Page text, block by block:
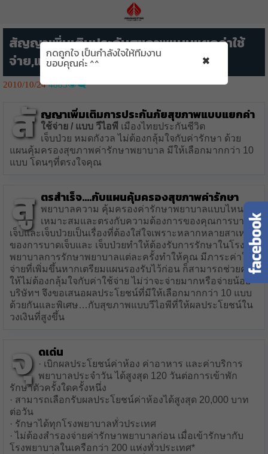
สัญญาเพิ่มเติมประกันสุขภาพแบบแยกค่าใช้
จ่าย,แบบVIP เมืองไทยประกันชีวิต
2010/10/244885👁️‍🗨️
สั ญญาเพิ่มเติมการประกันภัยสุขภาพแบบแยกค่า
ใช้จ่าย / แบบ วีไอพี เมืองไทยประกันชีวิต
เจ็บป่วย หมดกังวล ไม่ต้องกลุ้มใจกับค่ารักษา ด้วย
แผนคุ้มครองสุขภาพค่ารักษาพยาบาล มีให้เลือกมากกว่า 10
แบบ โดนๆที่ตรงใจคุณ
สู ตรสำเร็จ….กับแผนคุ้มครองสุขภาพค่ารักษา
พยาบาลความ คุ้มครองค่ารักษาพยาบาลแบบไหนที่
เหมาะสมและตรงกับความต้องการของคุณการบาด
เจ็บและเจ็บป่วยเป็นเรื่องที่ต้องใส่ใจเพราะหลากหลายสาเหตุ
ของการบาดเจ็บและ เจ็บป่วยทำให้ต้องรับการรักษาในโรง
พยาบาลการรักษาพยาบาลแต่ละครั้งทำให้คุณ มีภาระค่าใช้
จ่ายที่เพิ่มขึ้นหากเตรียมแผนรองรับไว้ก่อน ก็สามารถช่วยคุณ
ให้ไม่ต้องกลุ้มใจกับค่าใช้จ่าย ไม่ว่าจะจ่ายมากหรือจ่ายน้อย
บริษัทฯ จึงขอเสนอผลประโยชน์ที่มีให้เลือกมากกว่า 10 แบบ
ด้วยกันและพิเศษ…กับสุขภาพแบบวีไอพีที่ให้ผลประโยชน์ใน
วงเงินที่สูงขึ้น
จุ ดเด่น
· เบิกผลประโยชน์ค่าห้อง ค่าอาหาร และค่าบริการ
พยาบาลประจำวัน ได้สูงสุด 120 วันต่อการเข้าพัก
รักษาตัวครั้งใดครั้งหนึ่ง
· สามารถเลือกรับผลประโยชน์ค่าห้องได้สูงสุด 20,000 บาท
ต่อวัน
· รักษาได้ทุกโรงพยาบาลทั่วประเทศ
· ไม่ต้องสำรองจ่ายค่ารักษาพยาบาลก่อน เมื่อเข้ารักษากับ
โรงพยาบาลในเครือกว่า 200 แห่งทั่วประเทศ*
กดถูกใจ เป็นกำลังใจให้ทีมงาน
ขอบคุณค่ะ ^^ ×